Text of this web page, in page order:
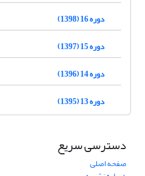
دوره 16 (1398)
دوره 15 (1397)
دوره 14 (1396)
دوره 13 (1395)
دسترسی سریع
صفحه اصلی